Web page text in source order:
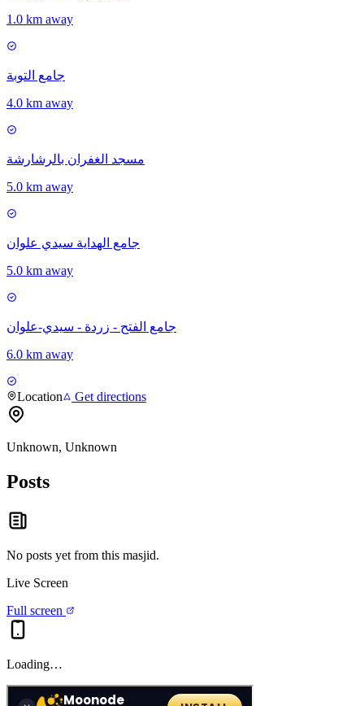
1.0 km away
جامع التوبة
4.0 km away
مسجد الغفران بالرشارشة
5.0 km away
جامع الهداية سيدي علوان
5.0 km away
جامع الفتح - زردة - سيدي-علوان
6.0 km away
Location Get directions
Unknown, Unknown
Posts
No posts yet from this masjid.
Live Screen
Full screen
Loading…